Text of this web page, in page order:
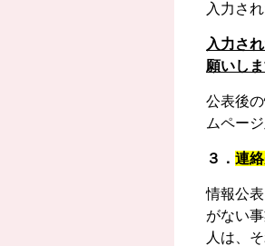
入力さ
入力さ
願いしま
公表後
ムペー
３． 連
情報公
がない
人は、